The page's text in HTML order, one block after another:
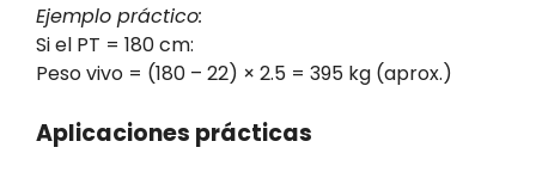
Ejemplo práctico:
Si el PT = 180 cm:
Peso vivo = (180 – 22) × 2.5 = 395 kg (aprox.)
Aplicaciones prácticas